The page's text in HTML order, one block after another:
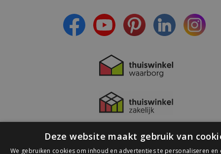
Deze website maakt gebruik van
We gebruiken cookies om inhoud en advertenties te personaliseren en